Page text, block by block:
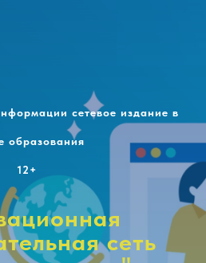
сетевое издание в
образования
12+
сеть